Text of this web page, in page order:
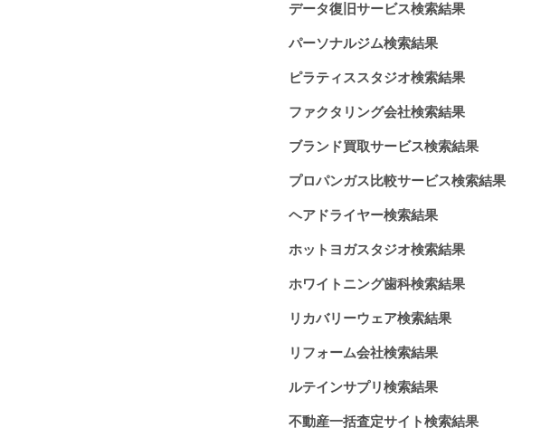
データ復旧サービス検索結果
パーソナルジム検索結果
ピラティススタジオ検索結果
ファクタリング会社検索結果
ブランド買取サービス検索結果
プロパンガス比較サービス検索結果
ヘアドライヤー検索結果
ホットヨガスタジオ検索結果
ホワイトニング歯科検索結果
リカバリーウェア検索結果
リフォーム会社検索結果
ルテインサプリ検索結果
不動産一括査定サイト検索結果